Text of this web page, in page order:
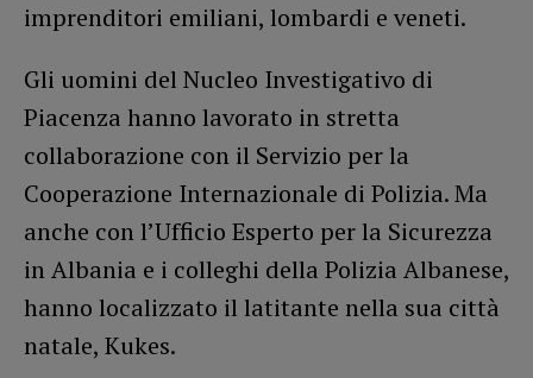
imprenditori emiliani, lombardi e veneti.
Gli uomini del Nucleo Investigativo di
Piacenza hanno lavorato in stretta
collaborazione con il Servizio per la
Cooperazione Internazionale di Polizia. Ma
anche con l’Ufficio Esperto per la Sicurezza
in Albania e i colleghi della Polizia Albanese,
hanno localizzato il latitante nella sua città
natale, Kukes.